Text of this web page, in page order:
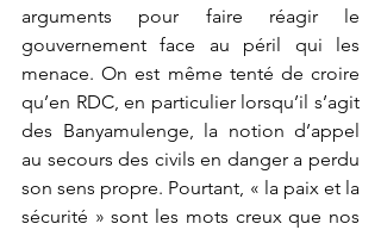
arguments pour faire réagir le
gouvernement face au péril qui les
menace. On est même tenté de croire
qu’en RDC, en particulier lorsqu’il s’agit
des Banyamulenge, la notion d’appel
au secours des civils en danger a perdu
son sens propre. Pourtant, « la paix et la
sécurité » sont les mots creux que nos